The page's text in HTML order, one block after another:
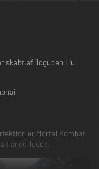
skabt af ildguden Liu
er Mortal Kombat
anderledes.